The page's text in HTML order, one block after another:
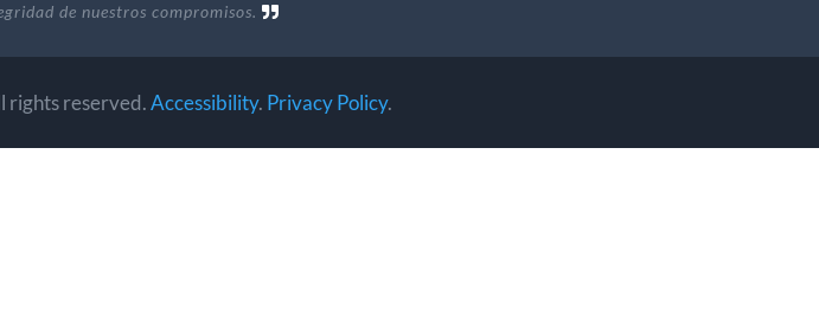
de nuestros compromisos.
rights reserved.Accessibility. Privacy Policy.